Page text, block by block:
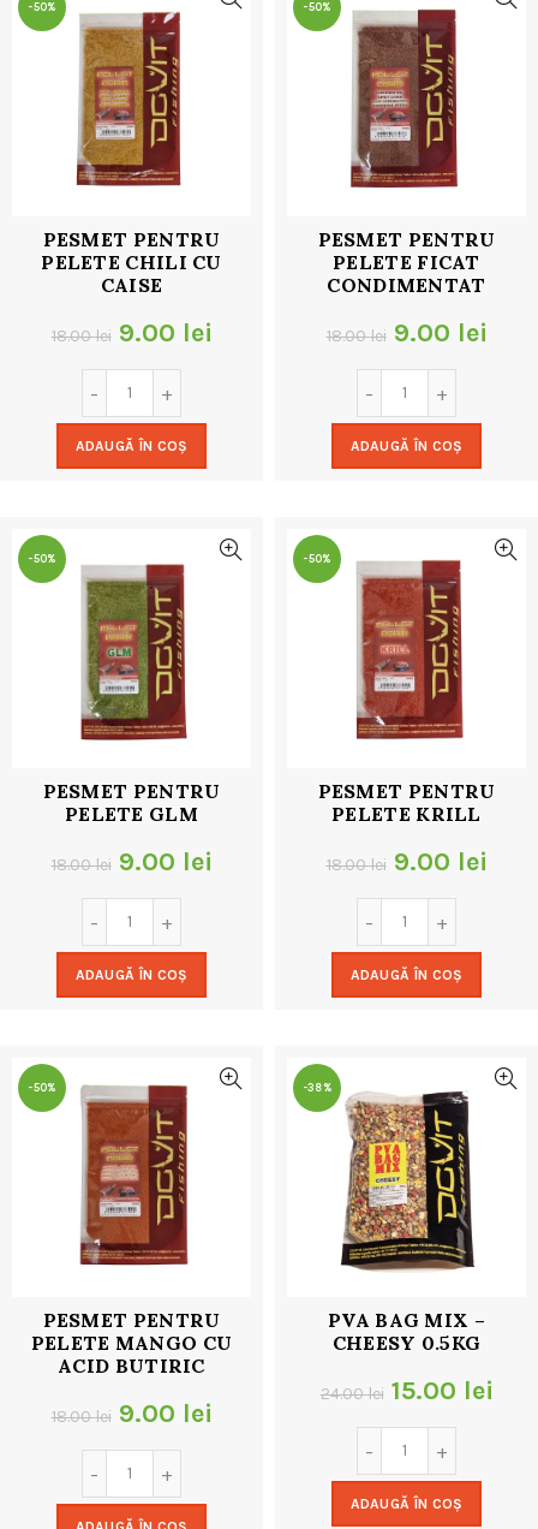
-50%
PESMET PENTRU
PELETE CHILI CU
CAISE
18.00lei Prețul
inițial
a
fost:
9.00 lei
ADAUGĂ ÎN COȘ
-50%
PESMET PENTRU
PELETE FICAT
CONDIMENTAT
18.00lei Prețul
inițial
a
fost:
9.00 lei
ADAUGĂ ÎN COȘ
-50%
PESMET PENTRU
PELETE GLM
18.00lei Prețul
inițial
a
fost:
9.00 lei
ADAUGĂ ÎN COȘ
-50%
PESMET PENTRU
PELETE KRILL
18.00lei Prețul
inițial
a
fost:
9.00 lei
ADAUGĂ ÎN COȘ
-50%
PESMET PENTRU
PELETE MANGO CU
ACID BUTIRIC
18.00lei Prețul
inițial
a
9.00 lei
-38%
PVA BAG MIX –
CHEESY 0.5KG
24.00lei Prețul
inițial
a
fost:
15.00 lei
ADAUGĂ ÎN COȘ